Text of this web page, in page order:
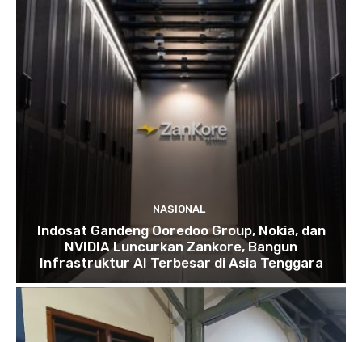
NASIONAL
Indosat Gandeng Ooredoo Group, Nokia, dan
NVIDIA Luncurkan Zankore, Bangun
Infrastruktur AI Terbesar di Asia Tenggara